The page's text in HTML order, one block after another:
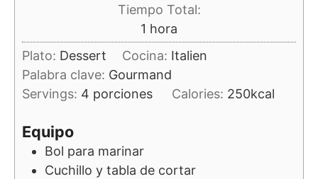
Tiempo Total:
1 hora
hora
Plato: Dessert Cocina: Italien
Palabra clave: Gourmand
Servings: 4 porciones Calories: 250kcal
Equipo
Bol para marinar
Cuchillo y tabla de cortar